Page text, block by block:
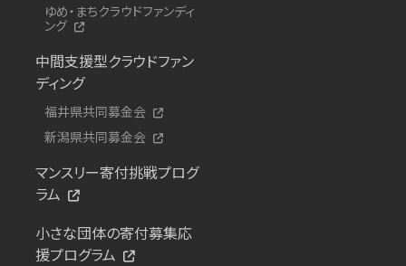
ゆめ・まちクラウドファンディ
ング
中間支援型クラウドファン
ディング
福井県共同募金会
新潟県共同募金会
マンスリー寄付挑戦プログ
ラム
小さな団体の寄付募集応
援プログラム